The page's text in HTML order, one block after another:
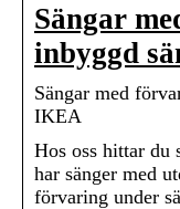
Sängar
inbyggd
Sängar med
IKEA
Hos oss hittar du
har sänger med
förvaring under